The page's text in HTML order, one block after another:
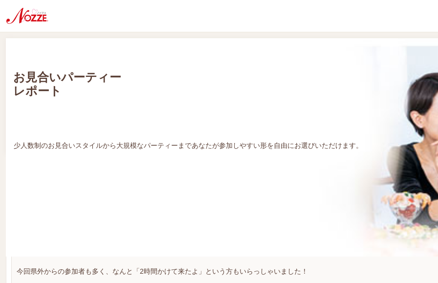
お見合いパーティー
レポート
少人数制のお見合いスタイルから大規模なパーティーまであなたが参加しやすい形を自由にお選びいただけます。
今回県外からの参加者も多く、なんと「2時間かけて来たよ」という方もいらっしゃいました！